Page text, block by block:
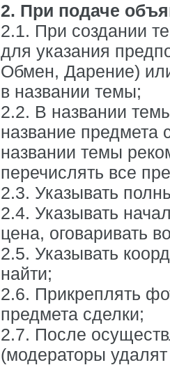
2. При подаче
2.1. При создании
для указания
Обмен, Дарение)
в названии темы;
2.2. В названии
название предмета
названии темы
перечислять все
2.3. Указывать
2.4. Указывать
цена, оговаривать
2.5. Указывать
найти;
2.6. Прикреплять
предмета сделки;
2.7. После
(модераторы